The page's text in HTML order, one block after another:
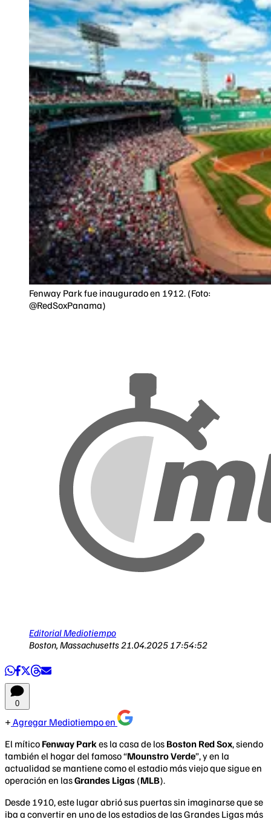
Fenway Park fue inaugurado en 1912. (Foto:
@RedSoxPanama)
Editorial Mediotiempo
Boston, Massachusetts21.04.2025 17:54:52
0
Agregar Mediotiempo en
El mítico Fenway Park es la casa de los Boston Red Sox, siendo
también el hogar del famoso “Mounstro Verde”, y en la
actualidad se mantiene como el estadio más viejo que sigue en
operación en lasGrandes Ligas (MLB).
Desde 1910, este lugar abrió sus puertas sin imaginarse que se
iba a convertir en uno de los estadios de las Grandes Ligas más